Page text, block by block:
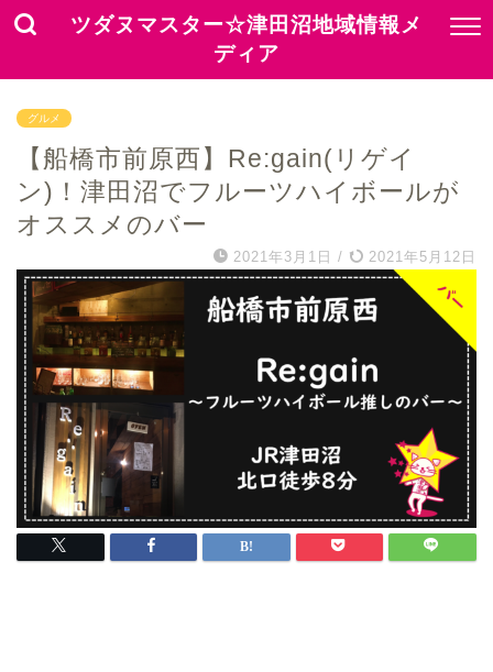
ツダヌマスター☆津田沼地域情報メ
ディア
グルメ
【船橋市前原西】Re:gain(リゲイ
ン)！津田沼でフルーツハイボールが
オススメのバー
2021年3月1日 / 2021年5月12日